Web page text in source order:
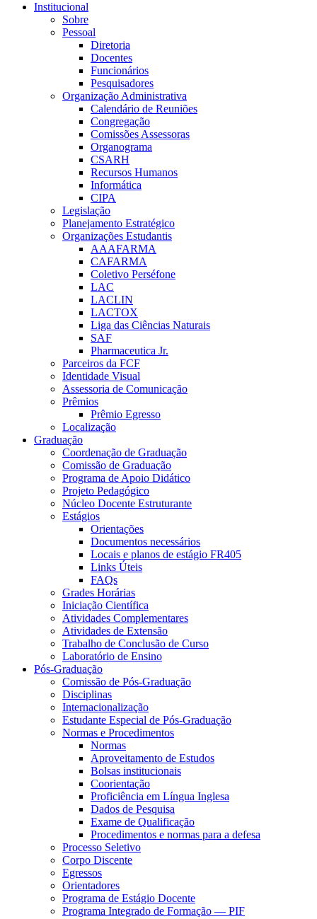
Institucional
Sobre
Pessoal
Diretoria
Docentes
Funcionários
Pesquisadores
Organização Administrativa
Calendário de Reuniões
Congregação
Comissões Assessoras
Organograma
CSARH
Recursos Humanos
Informática
CIPA
Legislação
Planejamento Estratégico
Organizações Estudantis
AAAFARMA
CAFARMA
Coletivo Perséfone
LAC
LACLIN
LACTOX
Liga das Ciências Naturais
SAF
Pharmaceutica Jr.
Parceiros da FCF
Identidade Visual
Assessoria de Comunicação
Prêmios
Prêmio Egresso
Localização
Graduação
Coordenação de Graduação
Comissão de Graduação
Programa de Apoio Didático
Projeto Pedagógico
Núcleo Docente Estruturante
Estágios
Orientações
Documentos necessários
Locais e planos de estágio FR405
Links Úteis
FAQs
Grades Horárias
Iniciação Científica
Atividades Complementares
Atividades de Extensão
Trabalho de Conclusão de Curso
Laboratório de Ensino
Pós-Graduação
Comissão de Pós-Graduação
Disciplinas
Internacionalização
Estudante Especial de Pós-Graduação
Normas e Procedimentos
Normas
Aproveitamento de Estudos
Bolsas institucionais
Coorientação
Proficiência em Língua Inglesa
Dados de Pesquisa
Exame de Qualificação
Procedimentos e normas para a defesa
Processo Seletivo
Corpo Discente
Egressos
Orientadores
Programa de Estágio Docente
Programa Integrado de Formação — PIF